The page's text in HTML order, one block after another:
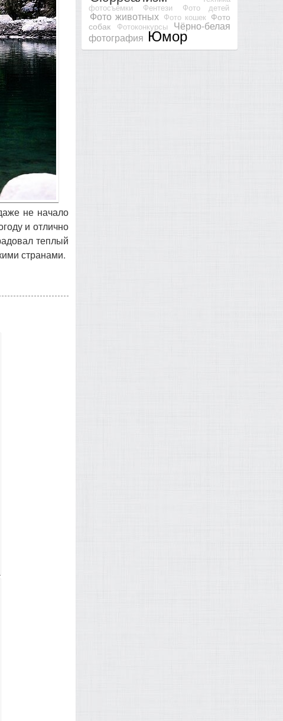
не начало
и отлично
теплый
странами.
фотосъёмки Фентези Фото детей
Фото животных Фото кошек Фото
собак Фотоконкурсы
Чёрно-белая
фотография Юмор